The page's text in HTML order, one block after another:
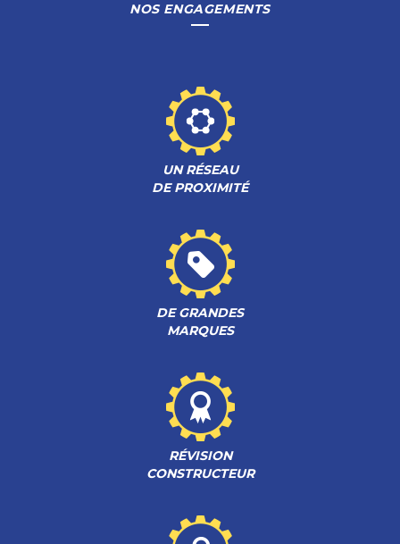
NOS ENGAGEMENTS
UN RÉSEAU
DE PROXIMITÉ
DE GRANDES
MARQUES
RÉVISION
CONSTRUCTEUR